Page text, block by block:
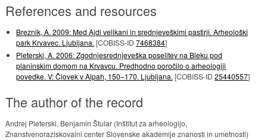
References and resources
Breznik, A. 2009: Med Ajdi velikani in srednjeveškimi pastirji. Arheološki
park Krvavec. Ljubljana. [COBISS-ID 7468384]
Pleterski, A. 2006: Zgodnjesrednjeveška poselitev na Bleku pod
planinskim domom na Krvavcu. Predhodno poročilo o arheologiji
povedke. V: Človek v Alpah, 150–170. Ljubljana. [COBISS-ID 25440557]
The author of the record
Andrej Pleterski, Benjamin Štular (Inštitut za arheologijo,
Znanstvenoraziskovalni center Slovenske akademije znanosti in umetnosti)